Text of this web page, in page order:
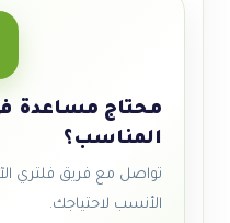
محتاج مساعدة
المناسب؟
تواصل مع فريق فلتري
الأنسب لاحتياجك.